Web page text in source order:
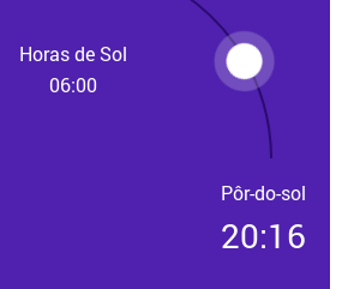
Horas de Sol
06:00
Pôr-do-sol
20:16